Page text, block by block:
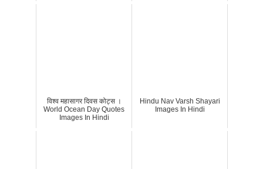
विश्व महासागर दिवस कोट्स ।
World Ocean Day Quotes
Images In Hindi
Hindu Nav Varsh Shayari
Images In Hindi